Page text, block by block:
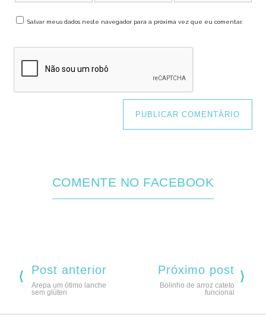
Salvar meus dados neste navegador para a próxima vez que eu comentar.
COMENTE NO FACEBOOK
Post anterior
Arepa um ótimo lanche
sem glúten
Próximo post
Bolinho de arroz cateto
funcional